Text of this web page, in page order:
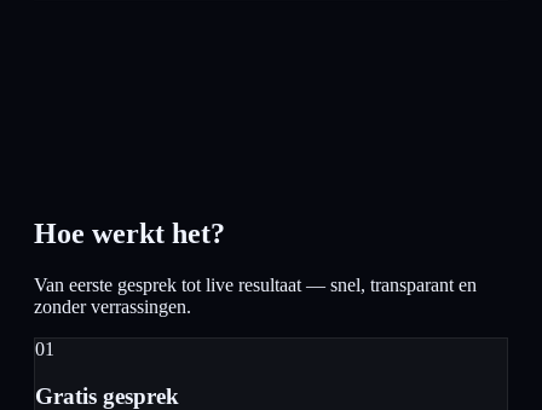
Hoe werkt het?
Van eerste gesprek tot live resultaat — snel, transparant en
zonder verrassingen.
01
Gratis gesprek